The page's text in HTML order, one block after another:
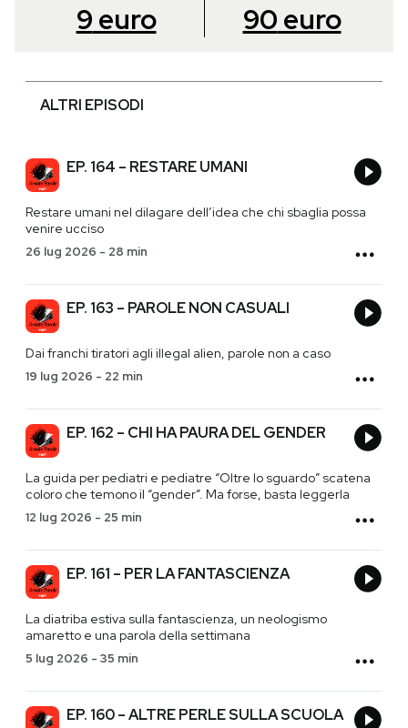
9 euro 90 euro
ALTRI EPISODI
EP. 164 – RESTARE UMANI
Restare umani nel dilagare dell’idea che chi sbaglia possa
venire ucciso
26 lug 2026 - 28 min
EP. 163 – PAROLE NON CASUALI
Dai franchi tiratori agli illegal alien, parole non a caso
19 lug 2026 - 22 min
EP. 162 – CHI HA PAURA DEL GENDER
La guida per pediatri e pediatre “Oltre lo sguardo” scatena
coloro che temono il “gender”. Ma forse, basta leggerla
12 lug 2026 - 25 min
EP. 161 – PER LA FANTASCIENZA
La diatriba estiva sulla fantascienza, un neologismo
amaretto e una parola della settimana
5 lug 2026 - 35 min
EP. 160 – ALTRE PERLE SULLA SCUOLA